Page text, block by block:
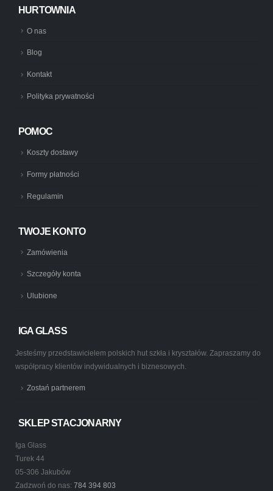
HURTOWNIA
O nas
Blog
Kontakt
Polityka prywatności
POMOC
Koszty dostawy
Formy płatności
Regulamin
TWOJE KONTO
Zamówienia
Szczegóły konta
Ulubione
IGA GLASS
Jesteśmy przedstawicielem polskich hut szkła i kryształów. Zapraszamy do
współpracy klientów indywidualnych i biznesowych.
Zostań partnerem
SKLEP STACJONARNY
Iga Glass
Turek 44
05-306 Jakubów
Zadzwoń do nas: 784 394 803